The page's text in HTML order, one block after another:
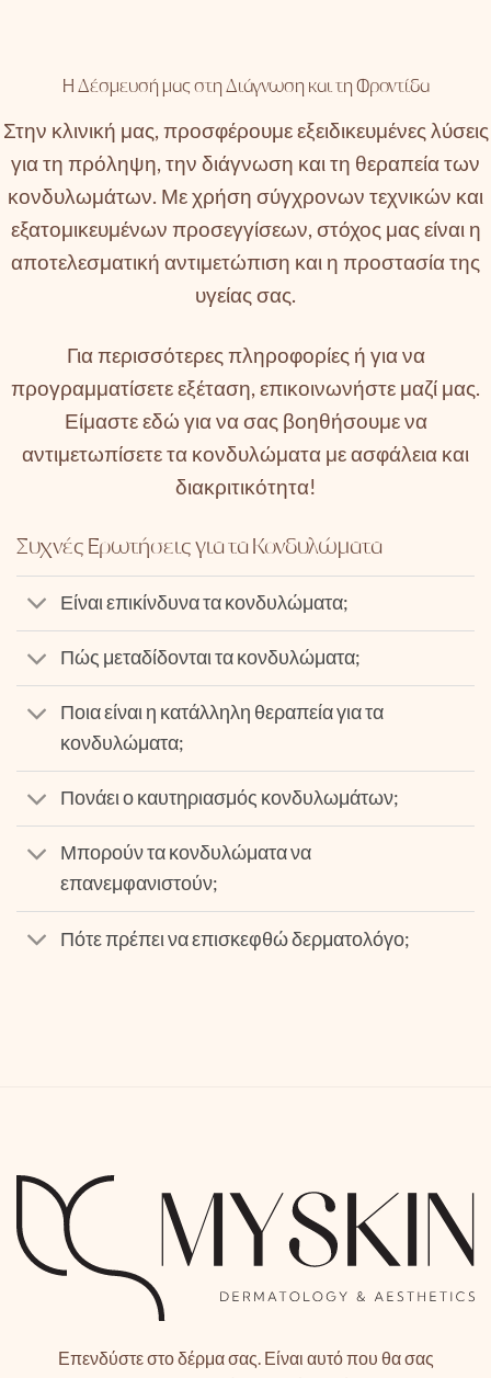
Η Δέσμευσή μας στη Διάγνωση και τη Φροντίδα
Στην κλινική μας, προσφέρουμε εξειδικευμένες λύσεις
για τη πρόληψη, την διάγνωση και τη θεραπεία των
κονδυλωμάτων. Με χρήση σύγχρονων τεχνικών και
εξατομικευμένων προσεγγίσεων, στόχος μας είναι η
αποτελεσματική αντιμετώπιση και η προστασία της
υγείας σας.
Για περισσότερες πληροφορίες ή για να
προγραμματίσετε εξέταση, επικοινωνήστε μαζί μας.
Είμαστε εδώ για να σας βοηθήσουμε να
αντιμετωπίσετε τα κονδυλώματα με ασφάλεια και
διακριτικότητα!
Συχνές Ερωτήσεις για τα Κονδυλώματα
Είναι επικίνδυνα τα κονδυλώματα;
Πώς μεταδίδονται τα κονδυλώματα;
Ποια είναι η κατάλληλη θεραπεία για τα
κονδυλώματα;
Πονάει ο καυτηριασμός κονδυλωμάτων;
Μπορούν τα κονδυλώματα να
επανεμφανιστούν;
Πότε πρέπει να επισκεφθώ δερματολόγο;
Επενδύστε στο δέρμα σας. Είναι αυτό που θα σας